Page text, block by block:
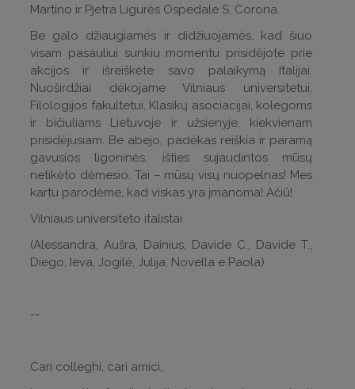
Martino ir Pjetra Ligurės Ospedale S. Corona.
Be galo džiaugiamės ir didžiuojamės, kad šiuo
visam pasauliui sunkiu momentu prisidėjote prie
akcijos ir išreiškėte savo palaikymą Italijai.
Nuoširdžiai dėkojame Vilniaus universitetui,
Filologijos fakultetui, Klasikų asociacijai, kolegoms
ir bičiuliams Lietuvoje ir užsienyje, kiekvienam
prisidėjusiam. Be abejo, padėkas reiškia ir paramą
gavusios ligoninės, išties sujaudintos mūsų
netikėto dėmesio. Tai – mūsų visų nuopelnas! Mes
kartu parodėme, kad viskas yra įmanoma! Ačiū!
Vilniaus universiteto italistai
(Alessandra, Aušra, Dainius, Davide C., Davide T.,
Diego, Ieva, Jogilė, Julija, Novella e Paola)
--
Cari colleghi, cari amici,